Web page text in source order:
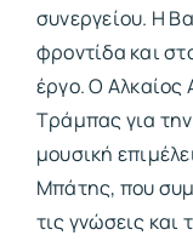
συνεργείου. Η
φροντίδα και
έργο. Ο Αλκαίος
Τράμπας για
μουσική
Μπάτης, που
τις γνώσεις και